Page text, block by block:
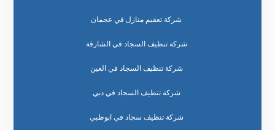
شركة تعقيم منازل في عجمان
شركة تنظيف السجاد في الشارقة
شركة تنظيف السجاد في العين
شركة تنظيف السجاد في دبي
شركة تنظيف سجاد في ابوظبي